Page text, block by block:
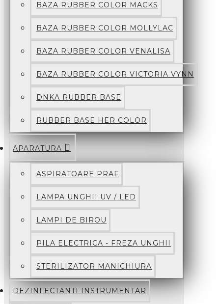
BAZA RUBBER COLOR MACKS
BAZA RUBBER COLOR MOLLYLAC
BAZA RUBBER COLOR VENALISA
BAZA RUBBER COLOR VICTORIA VYNN
DNKA RUBBER BASE
RUBBER BASE HER COLOR
APARATURA
ASPIRATOARE PRAF
LAMPA UNGHII UV / LED
LAMPI DE BIROU
PILA ELECTRICA - FREZA UNGHII
STERILIZATOR MANICHIURA
DEZINFECTANTI INSTRUMENTAR